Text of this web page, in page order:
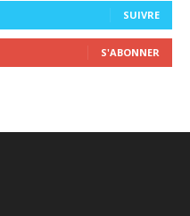
SUIVRE
S'ABONNER